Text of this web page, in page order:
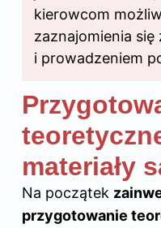
kierowcom
zaznajomienia
i prowadzeniem
materiały
Na początek
przygotowanie